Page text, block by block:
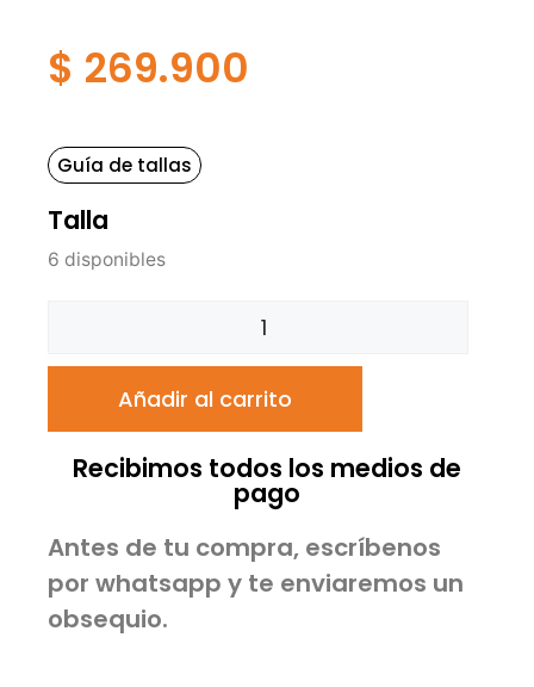
$ 269.900
Guía de tallas
Talla
6 disponibles
Añadir al carrito
Recibimos todos los medios de
pago
Antes de tu compra, escríbenos
por whatsapp y te enviaremos un
obsequio.